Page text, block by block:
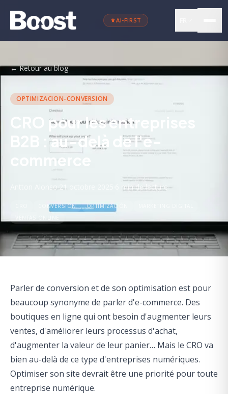
AI-FIRST
←Retour au blog
OPTIMIZACION-CONVERSION
CRO pour les entreprises
B2B : au-delà de l'e-
commerce
Antton Alonso·21 octobre 2025 6 min de lecture
CONVERSIÓN OPTIMIZACIÓN
Parler de conversion et de son optimisation est pour
beaucoup synonyme de parler d'e-commerce. Des
boutiques en ligne qui ont besoin d'augmenter leurs
ventes, d'améliorer leurs processus d'achat,
d'augmenter la valeur de leur panier… Mais le CRO va
bien au-delà de ce type d'entreprises numériques.
Optimiser son site devrait être une priorité pour toute
entreprise numérique.